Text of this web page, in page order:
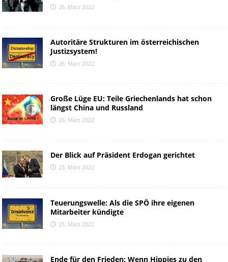
26. März 2022
Autoritäre Strukturen im österreichischen
Justizsystem!
26. März 2022
Große Lüge EU: Teile Griechenlands hat schon
längst China und Russland
26. März 2022
Der Blick auf Präsident Erdogan gerichtet
25. März 2022
Teuerungswelle: Als die SPÖ ihre eigenen
Mitarbeiter kündigte
25. März 2022
Ende für den Frieden: Wenn Hippies zu den